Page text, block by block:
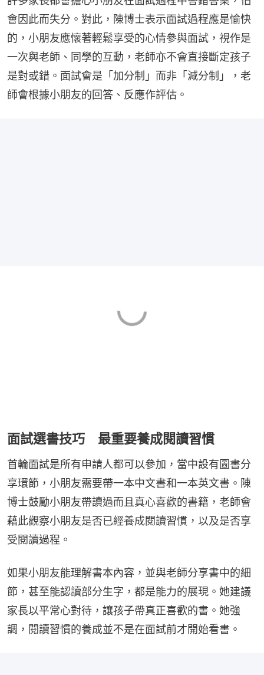
會因此而失分。對此，陳博士表示面試過程應是愉快
的，小朋友應懷著輕鬆享受的心情參與面試，視作是
一次與老師、同學的互動，老師亦不會直接斷定孩子
是對或錯。面試會是「加分制」而非「減分制」，老
師會根據小朋友的回答、反應作評估。
面試選書技巧 最重要養成閱讀習慣
首輪面試是所有申請人都可以參加，當中設有圖書分
享環節，小朋友需要帶一本中文書和一本英文書。陳
博士鼓勵小朋友帶讀過而且真心喜歡的書籍，老師會
藉此觀察小朋友是否已經養成閱讀習慣，以及是否享
受閱讀過程。
如果小朋友能理解書本內容，並與老師分享書中的細
節，甚至能認讀部分生字，都是能力的展現。她建議
家長以平常心對待，讓孩子帶真正喜歡的書。她強
調，閱讀習慣的養成並不是在面試前才開始看書。